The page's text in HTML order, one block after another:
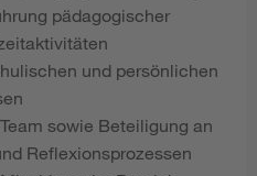
pädagogischer
und persönlichen
sowie Beteiligung an
Reflexionsprozessen